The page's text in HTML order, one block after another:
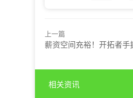
上一篇
薪资空间充裕！开拓者手握2800
相关资讯